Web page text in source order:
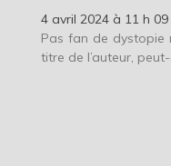
4 avril 2024 à 11 h 09
Pas fan de dystopie
titre de l’auteur,